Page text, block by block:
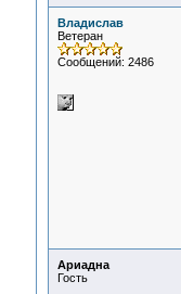
Владислав
Ветеран
Сообщений: 2486
Ариадна
Гость